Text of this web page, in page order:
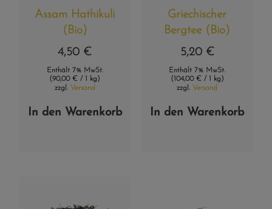
Assam Hathikuli
(Bio)
4,50 €
Enthält 7% MwSt.
(90,00 € / 1 kg)
zzgl. Versand
In den Warenkorb
Griechischer
Bergtee (Bio)
5,20 €
Enthält 7% MwSt.
( 104,00 € / 1 kg)
zzgl. Versand
In den Warenkorb